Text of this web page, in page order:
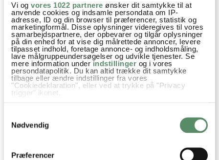
Vi og vores 1022 partnere ønsker dit samtykke til at
anvende cookies og indsamle persondata om IP-
adresse, ID og din browser til præferencer, statistik og
marketingformål. Disse oplysninger videregives til vores
samarbejdspartnere, der opbevarer og tilgår oplysninger
på din enhed for at vise dig målrettede annoncer, levere
tilpasset indhold, foretage annonce- og indholdsmåling,
lave målgruppeundersøgelser og udvikle tjenester. Se
mere information under indstillinger og i vores
persondatapolitik. Du kan altid trække dit samtykke
tilbage eller ændre indstillinger fra vores
"Cookiedeklaration", eller ved at trykke på "Privacy
trigger" ikonet.
Indsamle præcise oplysninger om din placering,
der kan være nøjagtig inden for få meter
Identificere din enhed baseret på en scanning af
Nødvendig
Præferencer